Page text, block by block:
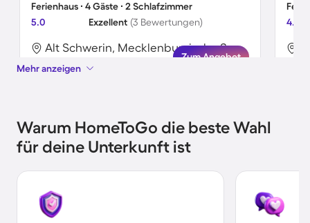
Ferienhaus ∙ 4 Gäste ∙ 2 Schlafzimmer
5.0
Exzellent (3 Bewertungen)
Alt Schwerin, Mecklenburgische Seenplatte, Deutschland
Zum Angebot
4.3
Mehr anzeigen
Warum HomeToGo die beste Wahl
für deine Unterkunft ist